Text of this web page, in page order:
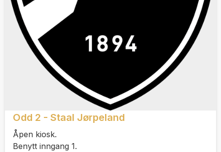
Odd 2 - Staal Jørpeland
Åpen kiosk.
Benytt inngang 1.